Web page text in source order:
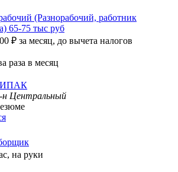
(Разнорабочий, работник
65-75 тыс руб
₽ за месяц, до вычета налогов
раза в месяц
н Центральный
на руки